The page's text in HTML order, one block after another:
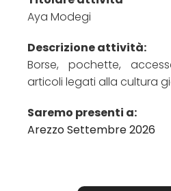
Aya Modegi
Descrizione attività:
Borse, pochette,
articoli legati alla cultura
Saremo presenti a:
Arezzo Settembre 2026